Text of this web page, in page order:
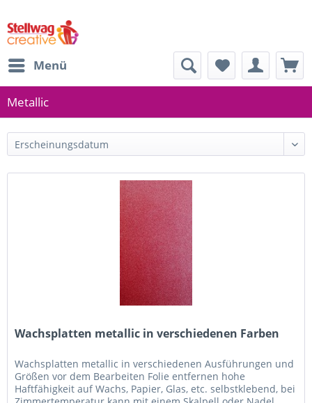
Menü
Metallic
Wachsplatten metallic in verschiedenen Farben
Wachsplatten metallic in verschiedenen Ausführungen und
Größen vor dem Bearbeiten Folie entfernen hohe
Haftfähigkeit auf Wachs, Papier, Glas, etc. selbstklebend, bei